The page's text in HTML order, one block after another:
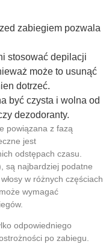
zabiegiem pozwala
stosować depilacji
może to usunąć
dotrzeć.
być czysta i wolna od
dezodoranty.
powiązana z fazą
jest
odstępach czasu.
są najbardziej podatne
w różnych częściach
wymagać
odpowiedniego
po zabiegu.